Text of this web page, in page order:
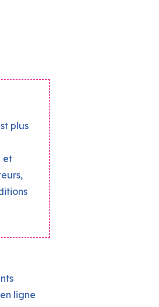
plus
et
ligne